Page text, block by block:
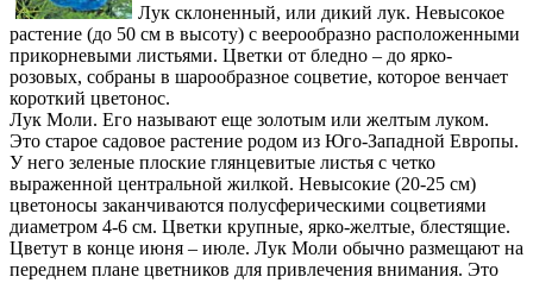
Лук склоненный, или дикий лук. Невысокое
растение (до 50 см в высоту) с веерообразно расположенными
прикорневыми листьями. Цветки от бледно – до ярко-
розовых, собраны в шарообразное соцветие, которое венчает
короткий цветонос.
Лук Моли. Его называют еще золотым или желтым луком.
Это старое садовое растение родом из Юго-Западной Европы.
У него зеленые плоские глянцевитые листья с четко
выраженной центральной жилкой. Невысокие (20-25 см)
цветоносы заканчиваются полусферическими соцветиями
диаметром 4-6 см. Цветки крупные, ярко-желтые, блестящие.
Цветут в конце июня – июле. Лук Моли обычно размещают на
переднем плане цветников для привлечения внимания. Это